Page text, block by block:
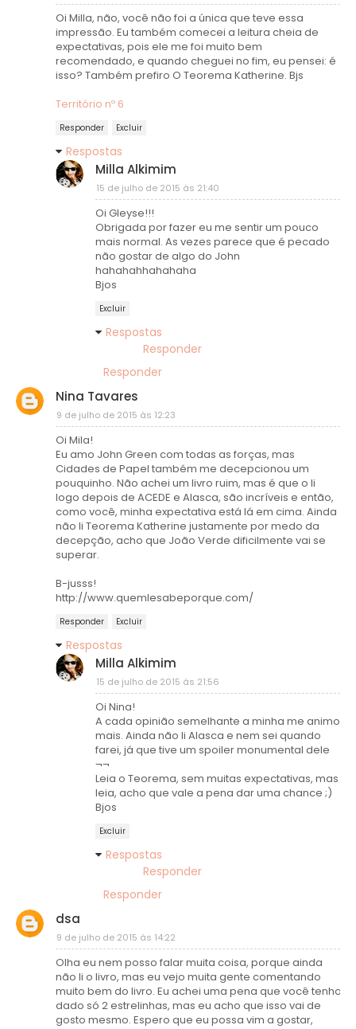
Oi Milla, não, você não foi a única que teve essa
impressão. Eu também comecei a leitura cheia de
expectativas, pois ele me foi muito bem
recomendado, e quando cheguei no fim, eu pensei: é
isso? Também prefiro O Teorema Katherine. Bjs
Território nº 6
Responder Excluir
Respostas
Milla Alkimim
15 de julho de 2015 às 21:40
Oi Gleyse!!!
Obrigada por fazer eu me sentir um pouco
mais normal. As vezes parece que é pecado
não gostar de algo do John
hahahahhahahaha
Bjos
Excluir
Respostas
Responder
Responder
Nina Tavares
9 de julho de 2015 às 12:23
Oi Mila!
Eu amo John Green com todas as forças, mas
Cidades de Papel também me decepcionou um
pouquinho. Não achei um livro ruim, mas é que o li
logo depois de ACEDE e Alasca, são incríveis e então,
como você, minha expectativa está lá em cima. Ainda
não li Teorema Katherine justamente por medo da
decepção, acho que João Verde dificilmente vai se
superar.
B-jusss!
http://www.quemlesabeporque.com/
Responder Excluir
Respostas
Milla Alkimim
15 de julho de 2015 às 21:56
Oi Nina!
A cada opinião semelhante a minha me animo
mais. Ainda não li Alasca e nem sei quando
farei, já que tive um spoiler monumental dele
¬¬
Leia o Teorema, sem muitas expectativas, mas
leia, acho que vale a pena dar uma chance ;)
Bjos
Excluir
Respostas
Responder
Responder
dsa
9 de julho de 2015 às 14:22
Olha eu nem posso falar muita coisa, porque ainda
não li o livro, mas eu vejo muita gente comentando
muito bem do livro. Eu achei uma pena que você tenha
dado só 2 estrelinhas, mas eu acho que isso vai de
gosto mesmo. Espero que eu possa vim a gostar,